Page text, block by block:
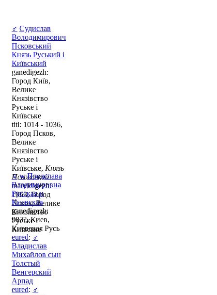
♂ Судислав
Володимирович
Псковський
Князь Руський і
Київський
ganedigezh:
Город Київ,
Велике
Князівство
Руське і
Київське
titl: 1014 - 1036,
Город Псков,
Велике
Князівство
Руське і
Київське, Князь
Псковський
marvidigezh:
1063, Город
Псков, Велике
Князівство
Руське і
Київське
♀ w Предслава
Владимировна
Русская и
Киевская
ganedigezh:
983?, Киев,
Киевская Русь
eured: ♂
Владислав
Михайлов сын
Толстый
Венгерский
Арпад
eured: ♂